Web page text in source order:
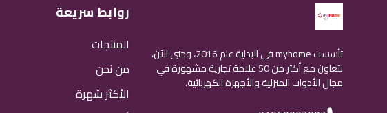
تأسست myhome في البداية عام 2016، وحتى الآن،
نتعاون مع أكثر من 50 علامة تجارية مشهورة في
مجال الأدوات المنزلية والأجهزة الكهربائية.
روابط سريعة
المنتجات
من نحن
الأكثر شهرة